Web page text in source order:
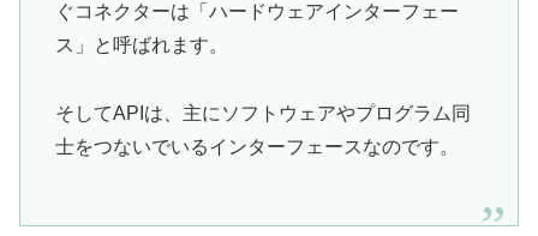
ぐコネクターは「ハードウェアインターフェー
ス」と呼ばれます。
そしてAPIは、主にソフトウェアやプログラム同
士をつないでいるインターフェースなのです。